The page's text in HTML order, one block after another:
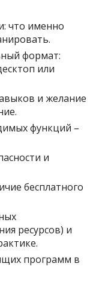
что именно
формат:
или
и желание
функций –
и
бесплатного
ресурсов) и
программ в